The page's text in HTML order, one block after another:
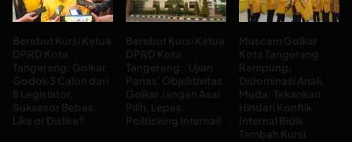
Berebut Kursi Ketua
DPRD Kota
Tangerang: Golkar
Godok 3 Calon dari
8 Legislator,
Suksesor Bebas
Like or Dislike?
Berebut Kursi Ketua
DPRD Kota
Tangerang: ‘Ujian
Panas’ Objektivitas
Golkar Jangan Asal
Pilih, Lepas
Politicking Internal!
Muscam Golkar
Kota Tangerang
Rampung,
Didominasi Anak
Muda: Tekankan
Hindari Konflik
Internal Bidik
Tambah Kursi